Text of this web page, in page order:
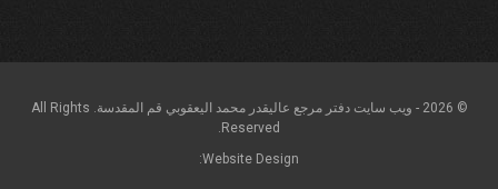
© 2026 - ويب سايت دفتر مرجع عاليقدر محمد اليعقوبي قم المقدسة. All Rights
Reserved.
Website Design: